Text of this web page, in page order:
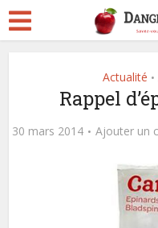
Actualité •
Rappel
30 mars 2014 Ajouter un